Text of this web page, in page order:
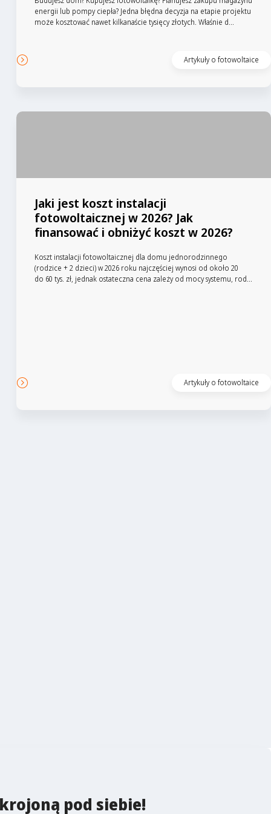
energii lub pompy ciepła? Jedna błędna decyzja na etapie projektu
może kosztować nawet kilkanaście tysięcy złotych. Właśnie d...
Czytaj artykuł Artykuły o fotowoltaice
Jaki jest koszt instalacji
fotowoltaicznej w 2026? Jak
finansować i obniżyć koszt w 2026?
Koszt instalacji fotowoltaicznej dla domu jednorodzinnego
(rodzice + 2 dzieci) w 2026 roku najczęściej wynosi od około 20
do 60 tys. zł, jednak ostateczna cena zależy od mocy systemu, rod...
Czytaj artykuł Artykuły o fotowoltaice
pod siebie!